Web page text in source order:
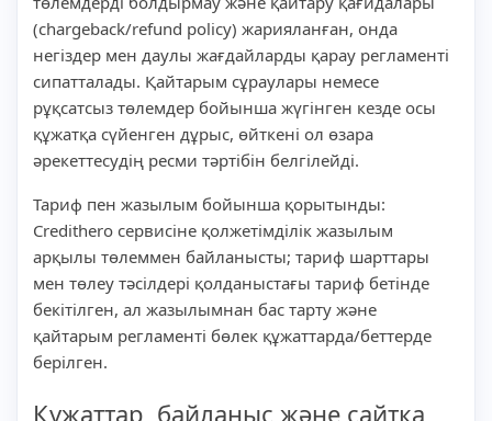
(chargeback/refund policy) жарияланған, онда
негіздер мен даулы жағдайларды қарау регламенті
сипатталады. Қайтарым сұраулары немесе
рұқсатсыз төлемдер бойынша жүгінген кезде осы
құжатқа сүйенген дұрыс, өйткені ол өзара
әрекеттесудің ресми тәртібін белгілейді.
Тариф пен жазылым бойынша қорытынды:
Credithero сервисіне қолжетімділік жазылым
арқылы төлеммен байланысты; тариф шарттары
мен төлеу тәсілдері қолданыстағы тариф бетінде
бекітілген, ал жазылымнан бас тарту және
қайтарым регламенті бөлек құжаттарда/беттерде
берілген.
Құжаттар, байланыс және сайтқа